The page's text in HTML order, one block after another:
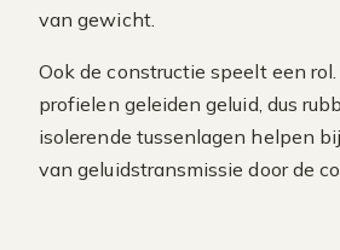
van gewicht.
Ook de constructie speelt een
profielen geleiden geluid, dus
isolerende tussenlagen helpen
van geluidstransmissie door de